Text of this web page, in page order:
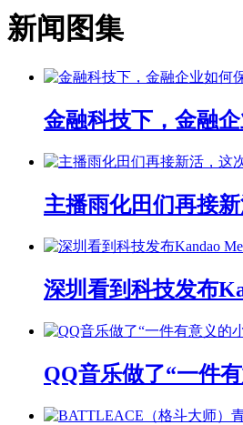
新闻图集
金融科技下，金融
主播雨化田们再接
深圳看到科技发布
QQ音乐做了“一件